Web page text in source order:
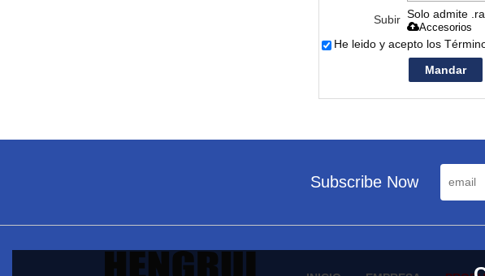
Subir Solo admite
Accesorios
He leido y acepto los
Mandar
Subscribe Now